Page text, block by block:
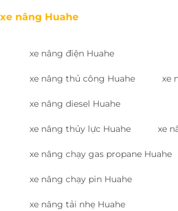
xe nâng Huahe
xe nâng điện Huahe
xe nâng thủ công Huahe xe
xe nâng diesel Huahe
xe nâng thủy lực Huahe xe
xe nâng chạy gas propane Huahe
xe nâng chạy pin Huahe
xe nâng tải nhẹ Huahe